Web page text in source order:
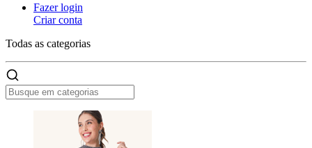
Fazer login
Criar conta
Todas as categorias